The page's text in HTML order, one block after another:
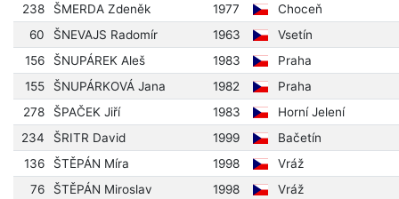
238
ŠMERDA Zdeněk 1977
Choceň
60
ŠNEVAJS Radomír 1963
Vsetín
156
ŠNUPÁREK Aleš 1983
Praha
155
ŠNUPÁRKOVÁ Jana 1982
Praha
278
ŠPAČEK Jiří 1983
Horní Jelení
234
ŠRITR David 1999
Bačetín
136
ŠTĚPÁN Míra 1998
Vráž
76
ŠTĚPÁN Miroslav 1998
Vráž